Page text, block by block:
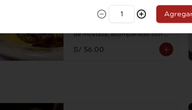
crocante
Medallón de lomo coronado con
de mostaza, acompañado con
spaghetti al ajo y aceite de oliva.
S/ 56.00